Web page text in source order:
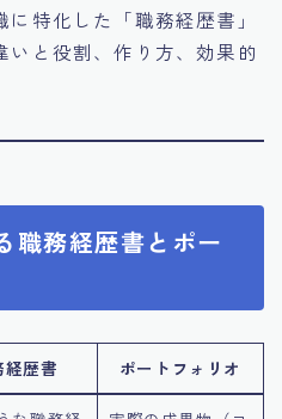
特化した「職務経歴書」
いと役割、作り方、効果的
職務経歴書とポー
経歴書 ポートフォリオ